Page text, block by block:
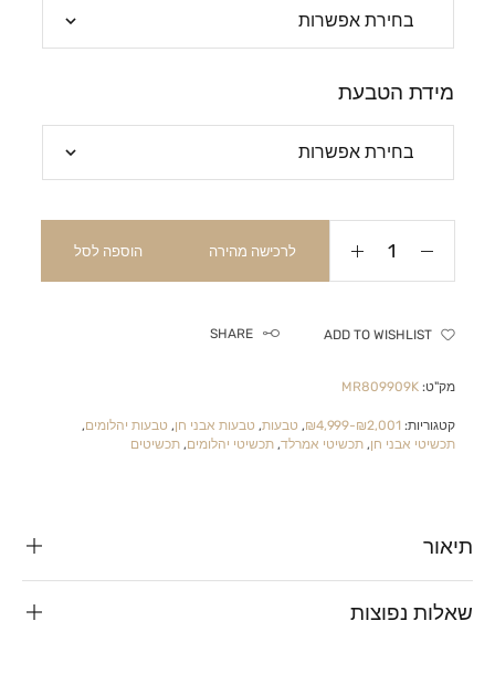
מידת הטבעת
לרכישה מהירה הוספה לסל
ADD TO WISHLIST
SHARE
מק"ט:MR809909K
קטגוריות: ₪2,001-₪4,999
, טבעות, טבעות אבני חן, טבעות יהלומים,
תכשיטי אבני חן,תכשיטי אמרלד,תכשיטי יהלומים,תכשיטים
תיאור
שאלות נפוצות